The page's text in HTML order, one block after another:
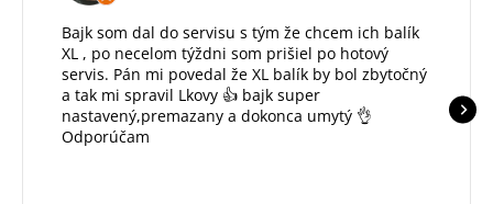
Bajk som dal do servisu s tým že chcem ich balík
XL , po necelom týždni som prišiel po hotový
servis. Pán mi povedal že XL balík by bol zbytočný
a tak mi spravil Lkovy 👍 bajk super
nastavený,premazany a dokonca umytý 👌
Odporúčam